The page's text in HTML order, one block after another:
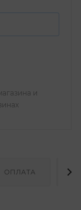
и
ОПЛАТА